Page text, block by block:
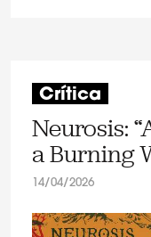
Crítica
Neurosis:
a Burning
14/04/2026